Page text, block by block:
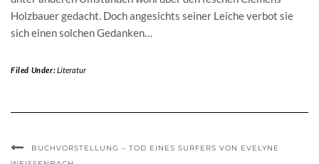
Holzbauer gedacht. Doch angesichts seiner Leiche verbot sie
sich einen solchen Gedanken…
Filed Under:Literatur
BUCHVORSTELLUNG – TOD EINES SURFERS VON EVELYNE